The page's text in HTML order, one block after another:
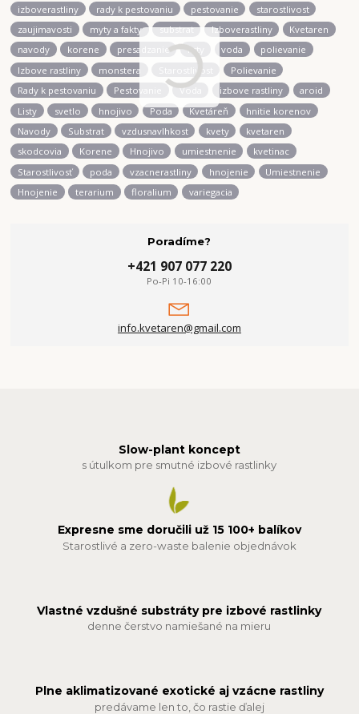
izboverastliny rady k pestovaniu pestovanie
starostlivost
zaujimavosti
myty a fakty substrat Izboverastliny
Kvetaren
navody
korene presadzanie listy voda
polievanie
Izbove rastliny
monstera
Polievanie
Rady k pestovaniu
Pestovanie Voda izbove rastliny
aroid
Listy
svetlo hnojivo Poda Kvetáreň
hnitie korenov
Navody
Substrat vzdusnavlhkost kvety
kvetaren
skodcovia
Korene Hnojivo umiestnenie
kvetinac
Starostlivosť
poda vzacnerastliny hnojenie
Umiestnenie
Hnojenie
terarium floralium variegacia
Poradíme?
+421 907 077 220
Po-Pi 10-16:00
info.kvetaren@gmail.com
Slow-plant koncept
s útulkom pre smutné izbové rastlinky
Expresne sme doručili už 15 100+ balíkov
Starostlivé a zero-waste balenie objednávok
Vlastné vzdušné substráty pre izbové rastlinky
denne čerstvo namiešané na mieru
Plne aklimatizované exotické aj vzácne rastliny
predávame len to, čo rastie ďalej